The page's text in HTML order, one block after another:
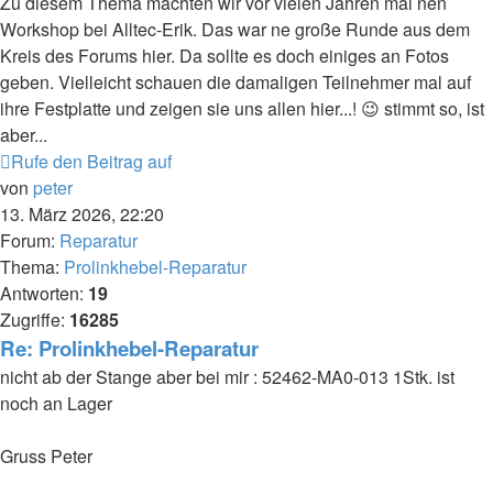
Workshop bei Alltec-Erik. Das war ne große Runde aus dem
Kreis des Forums hier. Da sollte es doch einiges an Fotos
geben. Vielleicht schauen die damaligen Teilnehmer mal auf
ihre Festplatte und zeigen sie uns allen hier...! 😉 stimmt so, ist
aber...
Rufe den Beitrag auf
von peter
13. März 2026, 22:20
Forum: Reparatur
Thema: Prolinkhebel-Reparatur
Antworten: 19
Zugriffe: 16285
Re: Prolinkhebel-Reparatur
nicht ab der Stange aber bei mir : 52462-MA0-013 1Stk. ist
noch an Lager
Gruss Peter